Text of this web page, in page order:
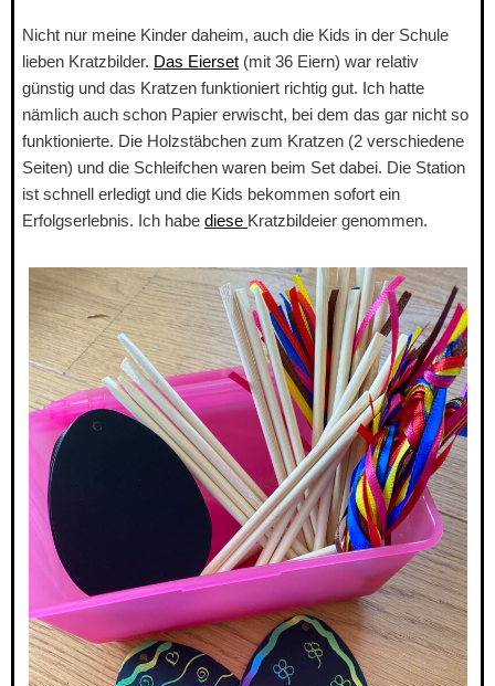
Nicht nur meine Kinder daheim, auch die Kids in der Schule
lieben Kratzbilder. Das Eierset (mit 36 Eiern) war relativ
günstig und das Kratzen funktioniert richtig gut. Ich hatte
nämlich auch schon Papier erwischt, bei dem das gar nicht so
funktionierte. Die Holzstäbchen zum Kratzen (2 verschiedene
Seiten) und die Schleifchen waren beim Set dabei. Die Station
ist schnell erledigt und die Kids bekommen sofort ein
Erfolgserlebnis. Ich habe diese Kratzbildeier genommen.